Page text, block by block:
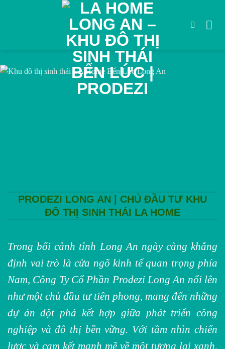
PRODEZI LONG AN | CHỦ ĐẦU TƯ KHU
ĐÔ THỊ SINH THÁI LA HOME
Trong bối cảnh tỉnh Long An ngày càng khẳng
định vai trò là cửa ngõ kinh tế quan trọng phía
Nam, Công Ty Cổ Phần Prodezi Long An nổi lên
như một chủ đầu tư tiên phong, mang đến những
dự án đột phá kết hợp giữa phát triển công
nghiệp và đô thị bền vững. Với tầm nhìn chiến
lược và cam kết mạnh mẽ về một tương lai xanh,